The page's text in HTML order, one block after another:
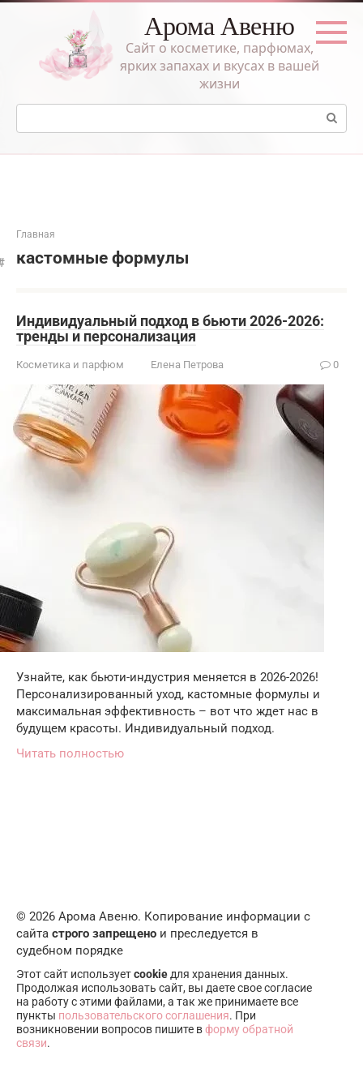
Перейти
Арома Авеню
Сайт о косметике, парфюмах,
ярких запахах и вкусах в вашей
жизни
Поиск:
Главная
кастомные формулы
Индивидуальный подход в бьюти 2026-2026:
тренды и персонализация
Косметика и парфюм Елена Петрова 0
Узнайте, как бьюти-индустрия меняется в 2026-2026!
Персонализированный уход, кастомные формулы и
максимальная эффективность – вот что ждет нас в
будущем красоты. Индивидуальный подход.
Читать полностью
© 2026 Арома Авеню. Копирование информации с
сайта строго запрещено и преследуется в
судебном порядке
Этот сайт используетcookie для хранения данных.
Продолжая использовать сайт, вы даете свое согласие
на работу с этими файлами, а так же принимаете все
пункты пользовательского соглашения. При
возникновении вопросов пишите вформу обратной
связи.